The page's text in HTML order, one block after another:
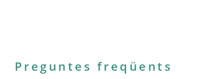
Preguntes freqüents